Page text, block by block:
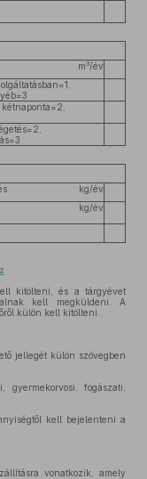
m 3/év
kg/év
kg/év
kitölteni, és a tárgyévet
kell megküldeni. A
külön kell kitölteni.
jellegét külön szövegben
fogászati,
kell bejelenteni a
vonatkozik, amely